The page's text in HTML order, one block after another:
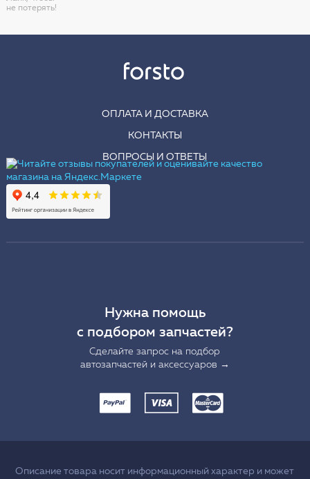
не потерять!
ОПЛАТА И ДОСТАВКА
КОНТАКТЫ
ВОПРОСЫ И ОТВЕТЫ
Нужна помощь
с подбором запчастей?
Сделайте запрос на подбор
автозапчастей и аксессуаров →
Описание товара носит информационный характер и может